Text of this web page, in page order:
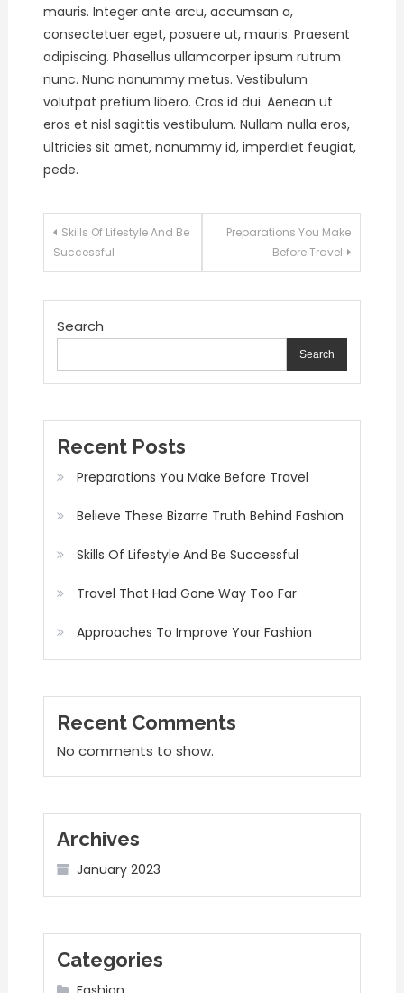
mauris. Integer ante arcu, accumsan a,
consectetuer eget, posuere ut, mauris. Praesent
adipiscing. Phasellus ullamcorper ipsum rutrum
nunc. Nunc nonummy metus. Vestibulum
volutpat pretium libero. Cras id dui. Aenean ut
eros et nisl sagittis vestibulum. Nullam nulla eros,
ultricies sit amet, nonummy id, imperdiet feugiat,
pede.
Post
navigation
Skills Of Lifestyle And Be
Successful
Preparations You Make
Before Travel
Search
Search
Recent Posts
Preparations You Make Before Travel
Believe These Bizarre Truth Behind Fashion
Skills Of Lifestyle And Be Successful
Travel That Had Gone Way Too Far
Approaches To Improve Your Fashion
Recent Comments
No comments to show.
Archives
January 2023
Categories